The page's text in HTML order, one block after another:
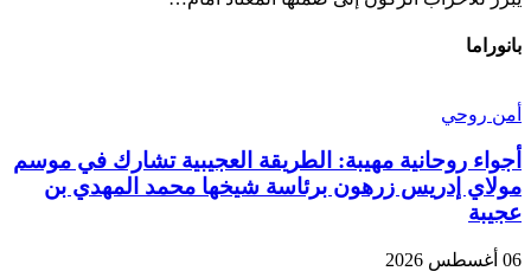
بانوراما
أمن روحي
أجواء روحانية مهيبة: الطريقة العجيبية تشارك في موسم
مولاي إدريس زرهون برئاسة شيخها محمد المهدي بن
عجيبة
06 أغسطس 2026